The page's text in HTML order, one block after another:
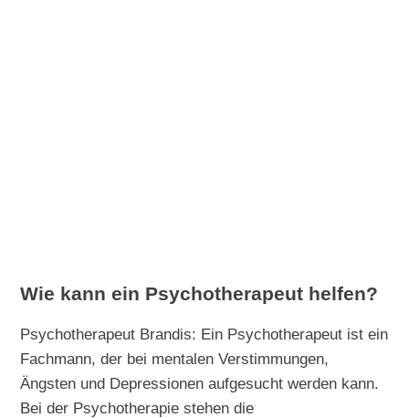
Wie kann ein Psychotherapeut helfen?
Psychotherapeut Brandis: Ein Psychotherapeut ist ein
Fachmann, der bei mentalen Verstimmungen,
Ängsten und Depressionen aufgesucht werden kann.
Bei der Psychotherapie stehen die